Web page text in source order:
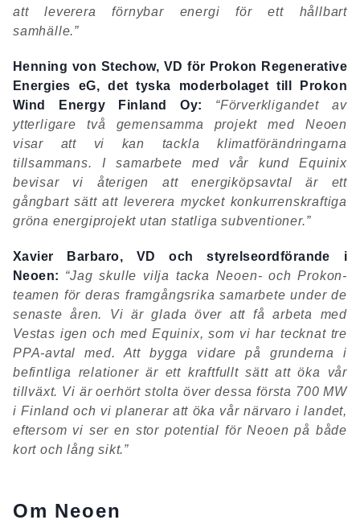
att leverera förnybar energi för ett hållbart
samhälle.”
Henning von Stechow, VD för Prokon Regenerative
Energies eG, det tyska moderbolaget till Prokon
Wind Energy Finland Oy: “Förverkligandet av
ytterligare två gemensamma projekt med Neoen
visar att vi kan tackla klimatförändringarna
tillsammans. I samarbete med vår kund Equinix
bevisar vi återigen att energiköpsavtal är ett
gångbart sätt att leverera mycket konkurrenskraftiga
gröna energiprojekt utan statliga subventioner.”
Xavier Barbaro, VD och styrelseordförande i
Neoen: “Jag skulle vilja tacka Neoen- och Prokon-
teamen för deras framgångsrika samarbete under de
senaste åren. Vi är glada över att få arbeta med
Vestas igen och med Equinix, som vi har tecknat tre
PPA-avtal med. Att bygga vidare på grunderna i
befintliga relationer är ett kraftfullt sätt att öka vår
tillväxt. Vi är oerhört stolta över dessa första 700 MW
i Finland och vi planerar att öka vår närvaro i landet,
eftersom vi ser en stor potential för Neoen på både
kort och lång sikt.”
Om Neoen